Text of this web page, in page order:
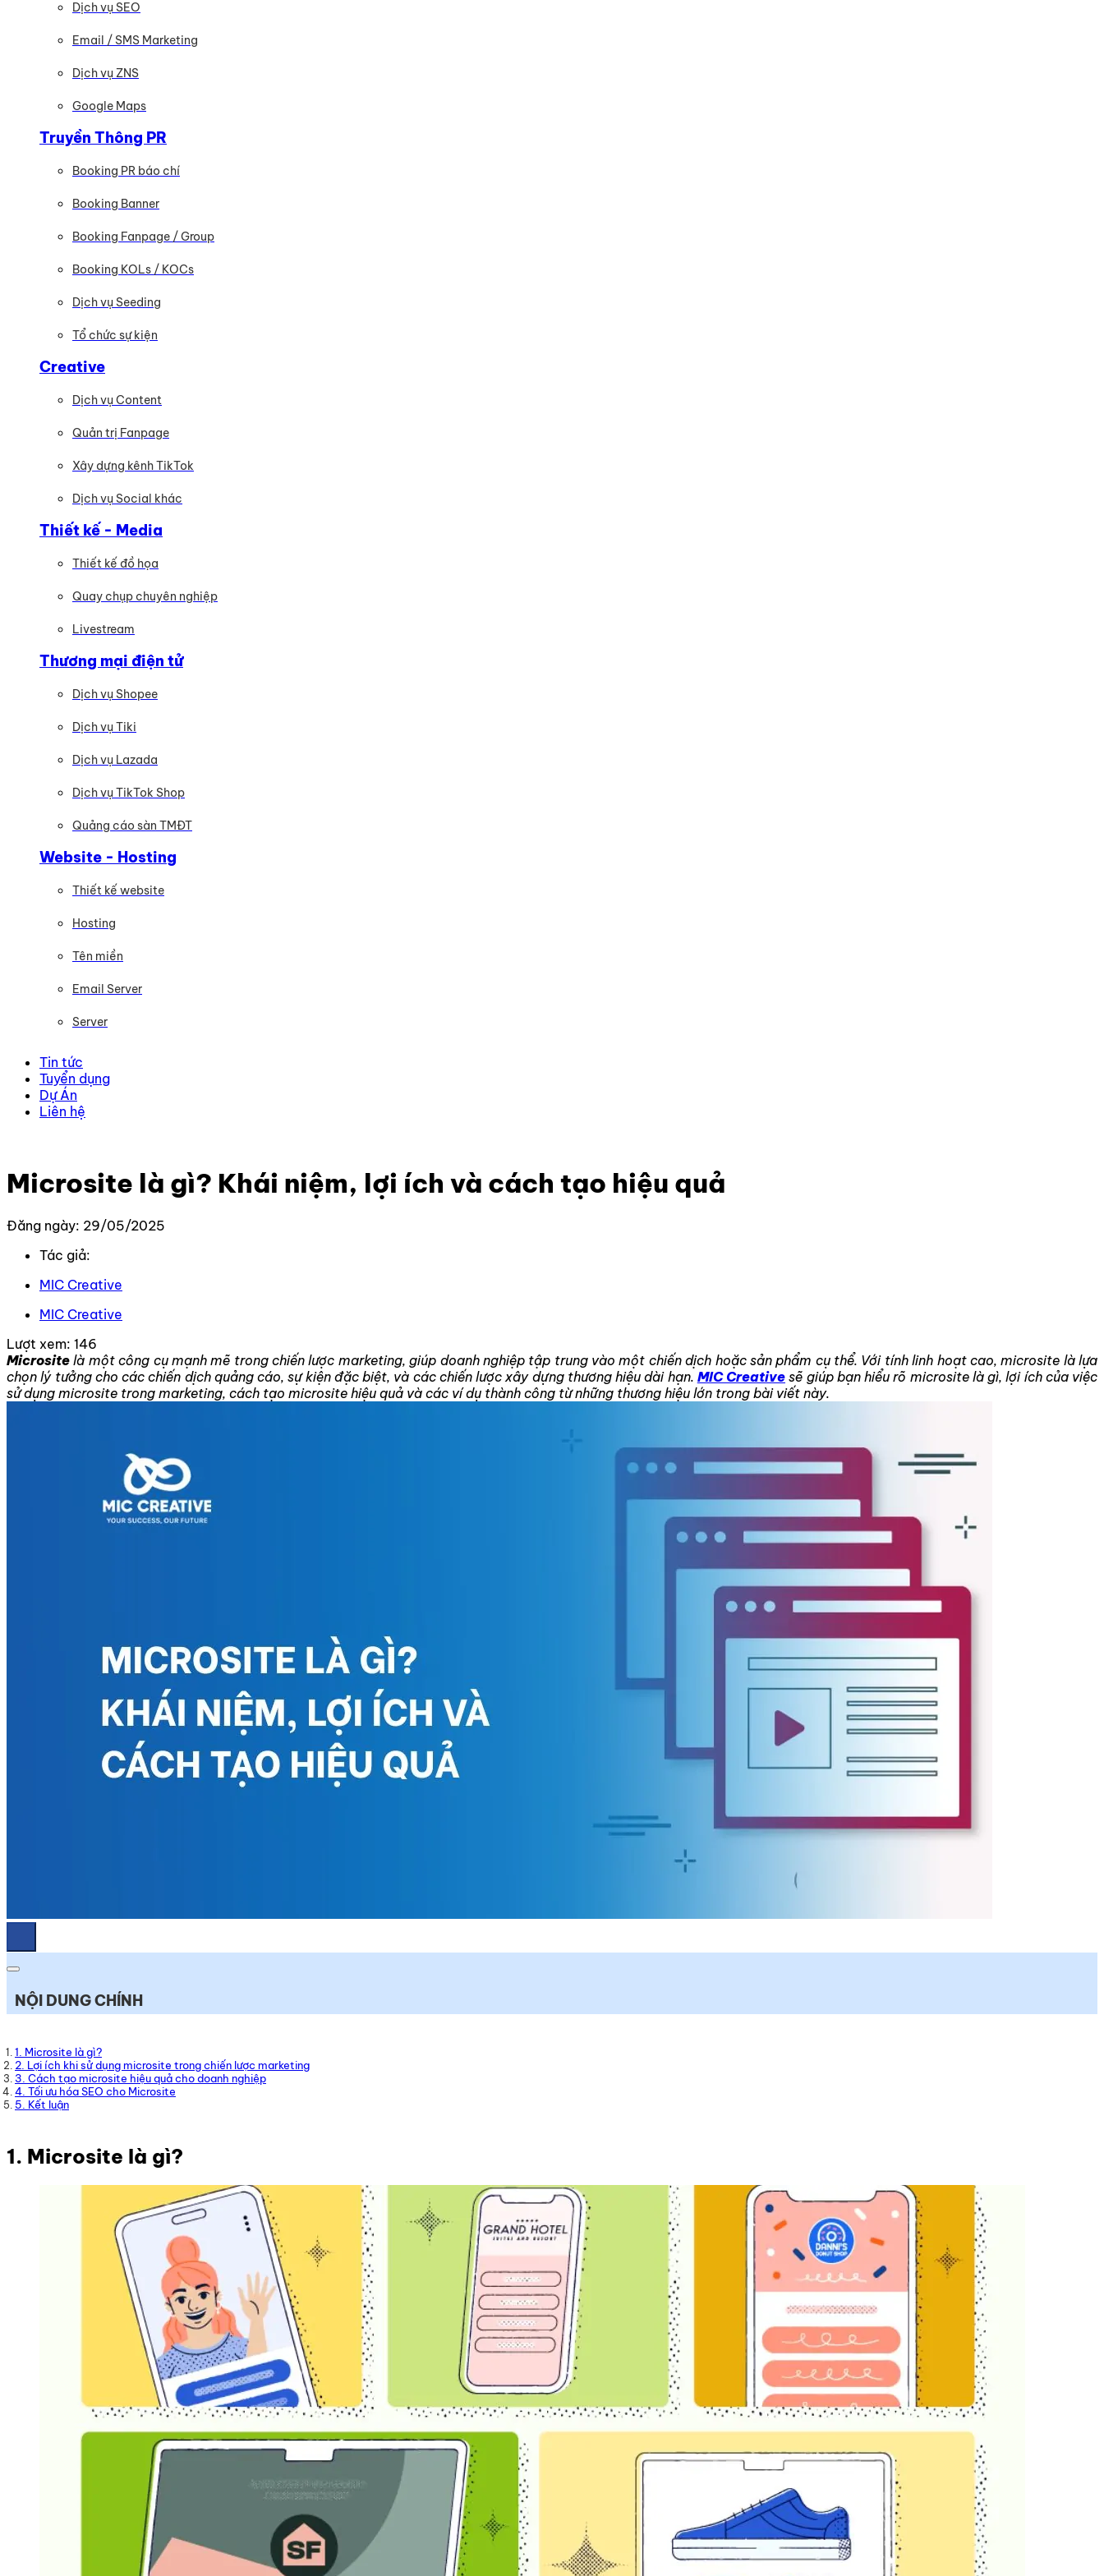
Dịch vụ SEO
Email / SMS Marketing
Dịch vụ ZNS
Google Maps
Truyền Thông PR
Booking PR báo chí
Booking Banner
Booking Fanpage / Group
Booking KOLs / KOCs
Dịch vụ Seeding
Tổ chức sự kiện
Creative
Dịch vụ Content
Quản trị Fanpage
Xây dựng kênh TikTok
Dịch vụ Social khác
Thiết kế - Media
Thiết kế đồ họa
Quay chụp chuyên nghiệp
Livestream
Thương mại điện tử
Dịch vụ Shopee
Dịch vụ Tiki
Dịch vụ Lazada
Dịch vụ TikTok Shop
Quảng cáo sàn TMĐT
Website - Hosting
Thiết kế website
Hosting
Tên miền
Email Server
Server
Tin tức
Tuyển dụng
Dự Án
Liên hệ
Microsite là gì? Khái niệm, lợi ích và cách tạo hiệu quả
Đăng ngày: 29/05/2025
Tác giả:
MIC Creative
MIC Creative
Lượt xem: 146
Microsite là một công cụ mạnh mẽ trong chiến lược marketing, giúp doanh nghiệp tập trung vào một chiến dịch hoặc sản phẩm cụ thể. Với tính linh hoạt cao, microsite là lựa
chọn lý tưởng cho các chiến dịch quảng cáo, sự kiện đặc biệt, và các chiến lược xây dựng thương hiệu dài hạn. MIC Creative sẽ giúp bạn hiểu rõ microsite là gì, lợi ích của việc
sử dụng microsite trong marketing, cách tạo microsite hiệu quả và các ví dụ thành công từ những thương hiệu lớn trong bài viết này.
NỘI DUNG CHÍNH
1. Microsite là gì?
2. Lợi ích khi sử dụng microsite trong chiến lược marketing
3. Cách tạo microsite hiệu quả cho doanh nghiệp
4. Tối ưu hóa SEO cho Microsite
5. Kết luận
1. Microsite là gì?